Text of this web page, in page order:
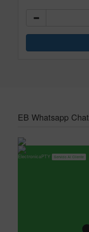
EB Whatsapp Chat
ElectronicaPTY Servicio Al Cliente